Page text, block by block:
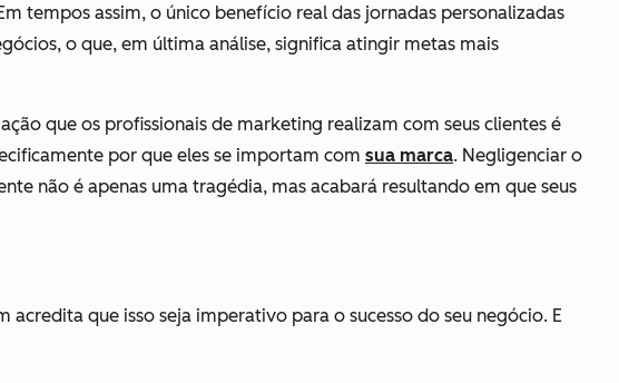
tempos assim, o único benefício real das jornadas personalizadas
o que, em última análise, significa atingir metas mais
que os profissionais de marketing realizam com seus clientes é
por que eles se importam com sua marca. Negligenciar o
não é apenas uma tragédia, mas acabará resultando em que seus
que isso seja imperativo para o sucesso do seu negócio. E